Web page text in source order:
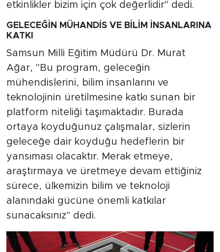
etkinlikler bizim için çok değerlidir" dedi.
GELECEĞİN MÜHANDİS VE BİLİM İNSANLARINA
KATKI
Samsun Milli Eğitim Müdürü Dr. Murat
Ağar, "Bu program, geleceğin
mühendislerini, bilim insanlarını ve
teknolojinin üretilmesine katkı sunan bir
platform niteliği taşımaktadır. Burada
ortaya koyduğunuz çalışmalar, sizlerin
geleceğe dair koyduğu hedeflerin bir
yansıması olacaktır. Merak etmeye,
araştırmaya ve üretmeye devam ettiğiniz
sürece, ülkemizin bilim ve teknoloji
alanındaki gücüne önemli katkılar
sunacaksınız" dedi.